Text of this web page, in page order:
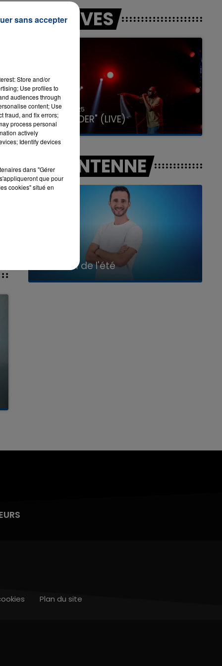
LES LIVES
31 janvier 2025
GIMS "SPIDER" (LIVE)
A L'ANTENNE
La Team de l'été
Plan du site
Store and/or
Use profiles to
audiences through
content; Use
fraud, and fix errors;
process personal
actively
Identify devices
dans "Gérer
que pour
cookies" situé en
sans accepter